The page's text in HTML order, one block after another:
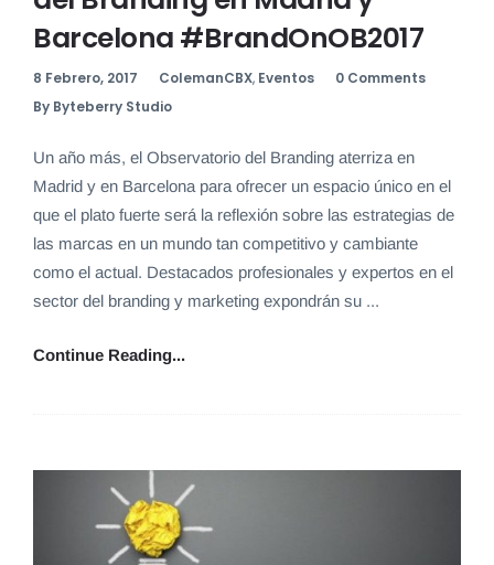
Barcelona #BrandOnOB2017
8 Febrero, 2017 ColemanCBX, Eventos
0 Comments
By Byteberry Studio
Un año más, el Observatorio del Branding aterriza en
Madrid y en Barcelona para ofrecer un espacio único en el
que el plato fuerte será la reflexión sobre las estrategias de
las marcas en un mundo tan competitivo y cambiante
como el actual. Destacados profesionales y expertos en el
sector del branding y marketing expondrán su ...
Continue Reading...